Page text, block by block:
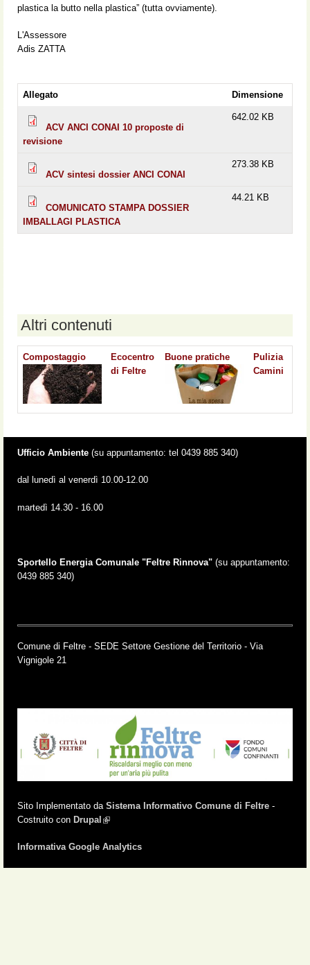
plastica la butto nella plastica” (tutta ovviamente).
L'Assessore
Adis ZATTA
Allegato Dimensione
ACV ANCI CONAI 10 proposte di
revisione
642.02 KB
ACV sintesi dossier ANCI CONAI
273.38 KB
COMUNICATO STAMPA DOSSIER
IMBALLAGI PLASTICA
44.21 KB
Altri contenuti
Compostaggio
Ecocentro
di Feltre
Buone pratiche
Pulizia
Camini
Ufficio Ambiente (su appuntamento: tel 0439 885 340)
dal lunedì al venerdì 10.00-12.00
martedì 14.30 - 16.00
Sportello Energia Comunale "Feltre Rinnova" (su appuntamento:
0439 885 340)
Comune di Feltre - SEDE Settore Gestione del Territorio - Via
Vignigole 21
Sito Implementato da Sistema Informativo Comune di Feltre -
Costruito con Drupal (link is external)
Informativa Google Analytics